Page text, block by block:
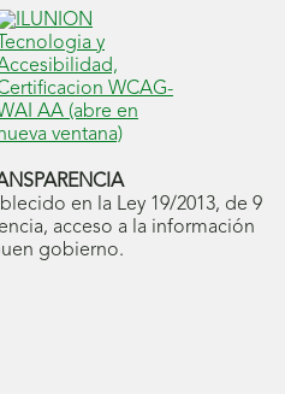
Blog
ONCE
(se
abrirá
en
ventana
nueva)
(se
abrirá
en
ventana
nueva)
(se
abrirá
en
ventana
nueva)
ventana
nueva)
en la Ley 19/2013, de 9
acceso a la información
gobierno.